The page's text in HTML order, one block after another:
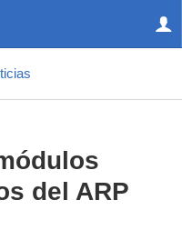
del ARP